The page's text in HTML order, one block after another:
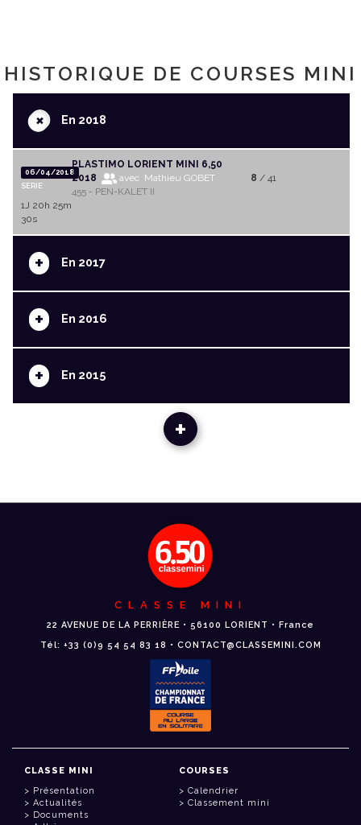
HISTORIQUE DE COURSES MINI
+En 2018
06/04/2018
SERIE
PLASTIMO LORIENT MINI 6,50
2018
avec Mathieu GOBET
455 - PEN-KALET II
8 / 41
1J 20h 25m
30s
+ En 2017
+ En 2016
+ En 2015
+
CLASSE MINI
22 AVENUE DE LA PERRIÈRE • 56100 LORIENT • France
Tél: +33 (0)9 54 54 83 18 • CONTACT@CLASSEMINI.COM
CLASSE MINI
Présentation
Actualités
Documents
COURSES
Calendrier
Classement mini